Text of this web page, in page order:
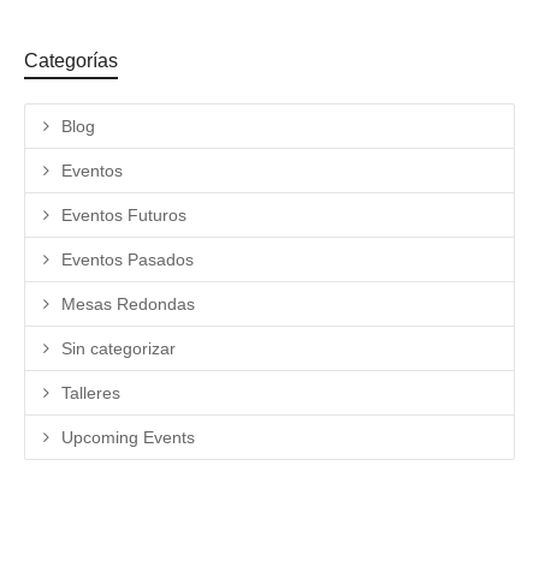
Categorías
Blog
Eventos
Eventos Futuros
Eventos Pasados
Mesas Redondas
Sin categorizar
Talleres
Upcoming Events